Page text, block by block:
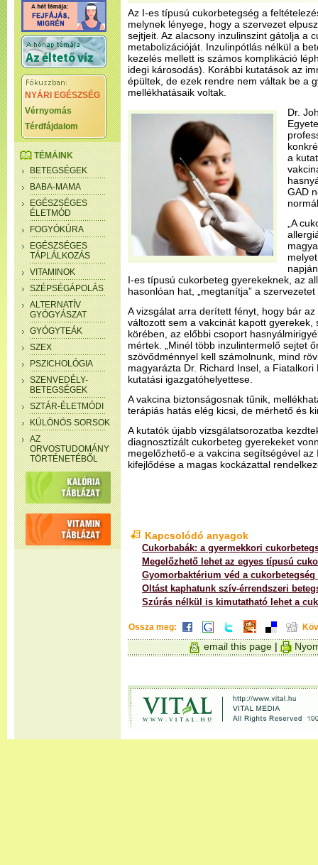
NYÁRI EGÉSZSÉG
Vérnyomás
Térdfájdalom
TÉMÁINK
BETEGSÉGEK
BABA-MAMA
EGÉSZSÉGES
ÉLETMÓD
FOGYÓKÚRA
EGÉSZSÉGES
TÁPLÁLKOZÁS
VITAMINOK
SZÉPSÉGÁPOLÁS
ALTERNATÍV
GYÓGYÁSZAT
GYÓGYTEÁK
SZEX
PSZICHOLÓGIA
SZENVEDÉLY-
BETEGSÉGEK
SZTÁR-ÉLETMÓDI
KÜLÖNÖS SORSOK
AZ
ORVOSTUDOMÁNY
TÖRTÉNETÉBŐL
Az I-es típusú cukorbetegség a
melynek lényege, hogy a szervezet
sejtjeit. Az alacsony inzulinszint gátolja a
metabolizációját. Inzulinpótlás nélkül a
kezelés mellett is számos komplikáció
idegi károsodás). Korábbi kutatások az
épültek, de ezek rendre nem váltak be a
mellékhatásaik voltak.
Dr.
a
GAD
„A
I-es típusú cukorbeteg gyerekeknek, az
hasonlóan hat, „megtanítja” a
A vizsgálat arra derített fényt, hogy bár
változott sem a vakcinát kapott gyerekek,
körében, az előbbi csoport
mértek. „Minél több inzulintermelő sejtet
szövődménnyel kell számolnunk, mind
magyarázta Dr. Richard Insel, a
kutatási igazgatóhelyettese.
A vakcina biztonságosnak tűnik,
terápiás hatás elég kicsi, de mérhető és
A kutatók újabb vizsgálatsorozatba
diagnosztizált cukorbeteg gyerekeket
megelőzhető-e a vakcina segítségével
kifejlődése a magas kockázattal
Kapcsolódó anyagok
Cukorbabák: a gyermekkori
Megelőzhető lehet az egyes típusú
Gyomorbaktérium véd a cukorbetegség
Oltást kaphatunk szív-érrendszeri
Szúrás nélkül is kimutatható lehet a
Ossza meg:
email this page |